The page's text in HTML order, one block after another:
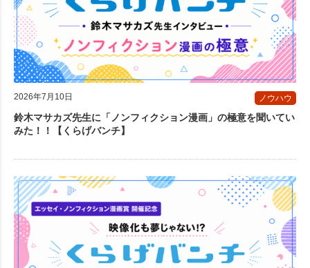
2026年7月10日 ノウハウ
鈴木マサカズ先生に「ノンフィクション漫画」の極意を聞いてい
みた！！【くらげバンチ】